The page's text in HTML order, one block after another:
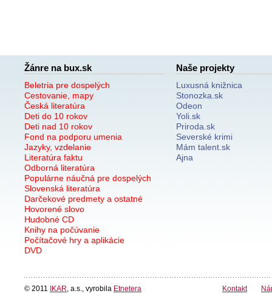
Žánre na bux.sk
Beletria pre dospelých
Cestovanie, mapy
Česká literatúra
Deti do 10 rokov
Deti nad 10 rokov
Fond na podporu umenia
Jazyky, vzdelanie
Literatúra faktu
Odborná literatúra
Populárne náučná pre dospelých
Slovenská literatúra
Darčekové predmety a ostatné
Hovorené slovo
Hudobné CD
Knihy na počúvanie
Počítačové hry a aplikácie
DVD
Naše projekty
Luxusná knižnica
Stonozka.sk
Odeon
Yoli.sk
Priroda.sk
Severské krimi
Mám talent.sk
Ajna
© 2011 IKAR , a.s., vyrobila Etnetera Kontakt